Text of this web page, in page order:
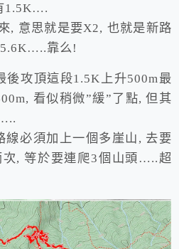
1.5K….
, 意思就是要X2, 也就是新路
靠么!
後攻頂這段1.5K上升500m最
看似稍微”緩”了點, 但其
必須加上一個多崖山, 去要
, 等於要連爬3個山頭…..超